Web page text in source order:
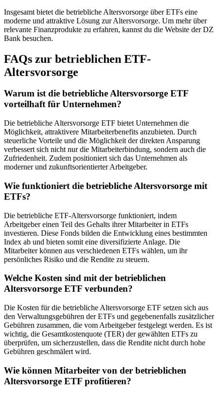
Insgesamt bietet die betriebliche Altersvorsorge über ETFs eine
moderne und attraktive Lösung zur Altersvorsorge. Um mehr über
relevante Finanzprodukte zu erfahren, kannst du die Website der DZ
Bank besuchen.
FAQs zur betrieblichen ETF-
Altersvorsorge
Warum ist die betriebliche Altersvorsorge ETF
vorteilhaft für Unternehmen?
Die betriebliche Altersvorsorge ETF bietet Unternehmen die
Möglichkeit, attraktivere Mitarbeiterbenefits anzubieten. Durch
steuerliche Vorteile und die Möglichkeit der direkten Ansparung
verbessert sich nicht nur die Mitarbeiterbindung, sondern auch die
Zufriedenheit. Zudem positioniert sich das Unternehmen als
moderner und zukunftsorientierter Arbeitgeber.
Wie funktioniert die betriebliche Altersvorsorge mit
ETFs?
Die betriebliche ETF-Altersvorsorge funktioniert, indem
Arbeitgeber einen Teil des Gehalts ihrer Mitarbeiter in ETFs
investieren. Diese Fonds bilden die Entwicklung eines bestimmten
Index ab und bieten somit eine diversifizierte Anlage. Die
Mitarbeiter können aus verschiedenen ETFs wählen, um ihr
persönliches Risiko und die Rendite zu steuern.
Welche Kosten sind mit der betrieblichen
Altersvorsorge ETF verbunden?
Die Kosten für die betriebliche Altersvorsorge ETF setzen sich aus
den Verwaltungsgebühren der ETFs und gegebenenfalls zusätzlicher
Gebühren zusammen, die vom Arbeitgeber festgelegt werden. Es ist
wichtig, die Gesamtkostenquote (TER) der gewählten ETFs zu
überprüfen, um sicherzustellen, dass die Rendite nicht durch hohe
Gebühren geschmälert wird.
Wie können Mitarbeiter von der betrieblichen
Altersvorsorge ETF profitieren?